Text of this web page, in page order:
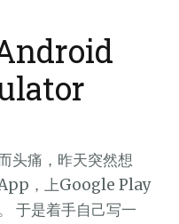
头痛，昨天突然想
，上Google Play
于是着手自己写一